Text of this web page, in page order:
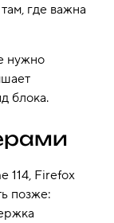
где важна
нужно
блока.
114, Firefox
позже: